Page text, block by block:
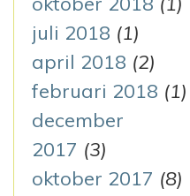
juli 2018 (1)
april 2018 (2)
februari 2018 (1)
december
2017 (3)
oktober 2017 (8)